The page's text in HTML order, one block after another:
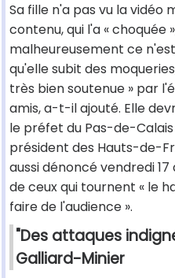
Sa fille n'a pas vu la vidéo
contenu, qui l'a « choquée
malheureusement ce
qu'elle subit des
très bien soutenue » par
amis, a-t-il ajouté. Elle
le préfet du Pas-de-
président des Hauts-de-
aussi dénoncé vendredi 17
de ceux qui tournent « le
faire de l'audience ».
"Des attaques
Galliard-Minier